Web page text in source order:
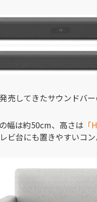
売してきたサウンドバ
幅は約50cm、高さは
ビ台にも置きやすいコン